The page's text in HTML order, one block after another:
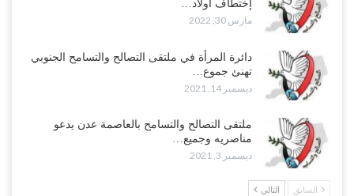
إختطاف أولاد…
مارس 30, 2022
دائرة المرأة في ملتقى التصالح والتسامح الجنوبي
تهنئ جموع…
ديسمبر 14, 2021
ملتقى التصالح والتسامح بالعاصمة عدن يدعو
مناصريه وجميع…
ديسمبر 3, 2021
السابق التالي